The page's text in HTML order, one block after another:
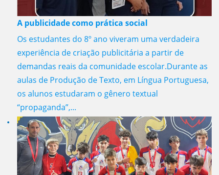
A publicidade como prática social
Os estudantes do 8º ano viveram uma verdadeira
experiência de criação publicitária a partir de
demandas reais da comunidade escolar.Durante as
aulas de Produção de Texto, em Língua Portuguesa,
os alunos estudaram o gênero textual
“propaganda”,...